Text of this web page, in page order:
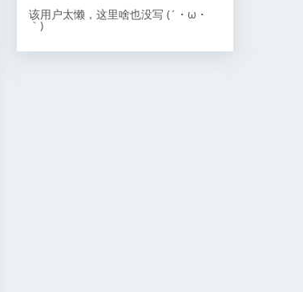
该用户太懒，这里啥也没写 (´・ω・
｀)